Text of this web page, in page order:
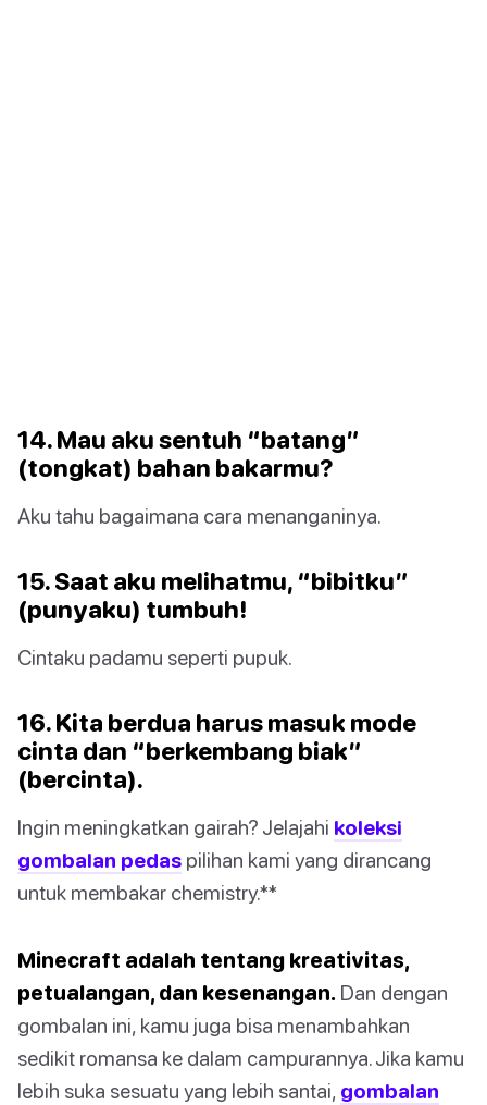
14. Mau aku sentuh “batang”
(tongkat) bahan bakarmu?
Aku tahu bagaimana cara menanganinya.
15. Saat aku melihatmu, “bibitku”
(punyaku) tumbuh!
Cintaku padamu seperti pupuk.
16. Kita berdua harus masuk mode
cinta dan “berkembang biak”
(bercinta).
Ingin meningkatkan gairah? Jelajahi koleksi
gombalan pedas pilihan kami yang dirancang
untuk membakar chemistry.**
Minecraft adalah tentang kreativitas,
petualangan, dan kesenangan. Dan dengan
gombalan ini, kamu juga bisa menambahkan
sedikit romansa ke dalam campurannya. Jika kamu
lebih suka sesuatu yang lebih santai, gombalan